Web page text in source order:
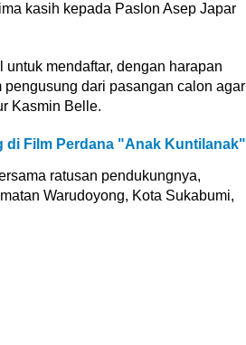
kasih kepada Paslon Asep Japar
mendaftar, dengan harapan
dari pasangan calon agar
Kasmin Belle.
di Film Perdana "Anak Kuntilanak"
ratusan pendukungnya,
Warudoyong, Kota Sukabumi,